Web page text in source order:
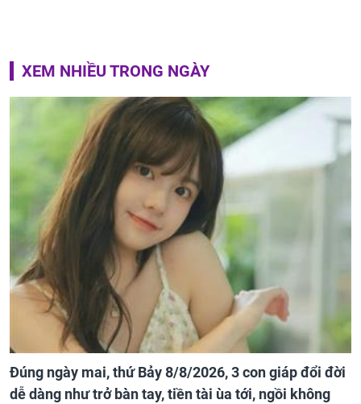
XEM NHIỀU TRONG NGÀY
Đúng ngày mai, thứ Bảy 8/8/2026, 3 con giáp đổi đời
dễ dàng như trở bàn tay, tiền tài ùa tới, ngồi không